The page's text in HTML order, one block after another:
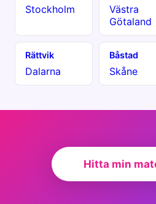
Stockholm
Västra
Götaland
Rättvik
Dalarna
Båstad
Skåne
Hitta min